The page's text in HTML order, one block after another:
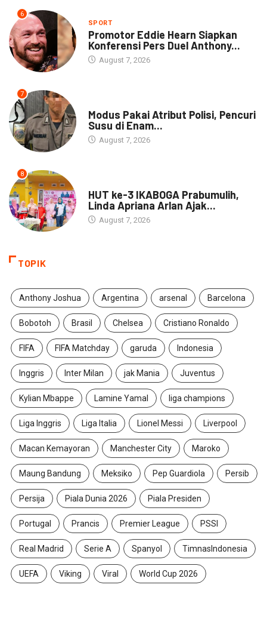
6
SPORT
Promotor Eddie Hearn Siapkan
Konferensi Pers Duel Anthony...
August 7, 2026
7
Modus Pakai Atribut Polisi, Pencuri
Susu di Enam...
August 7, 2026
8
HUT ke-3 IKABOGA Prabumulih,
Linda Apriana Arlan Ajak...
August 7, 2026
TOPIK
Anthony Joshua Argentina arsenal Barcelona
Bobotoh Brasil Chelsea Cristiano Ronaldo
FIFA FIFA Matchday garuda Indonesia
Inggris Inter Milan jak Mania Juventus
Kylian Mbappe Lamine Yamal liga champions
Liga Inggris Liga Italia Lionel Messi Liverpool
Macan Kemayoran Manchester City Maroko
Maung Bandung Meksiko Pep Guardiola Persib
Persija Piala Dunia 2026 Piala Presiden
Portugal Prancis Premier League PSSI
Real Madrid Serie A Spanyol TimnasIndonesia
UEFA Viking Viral World Cup 2026